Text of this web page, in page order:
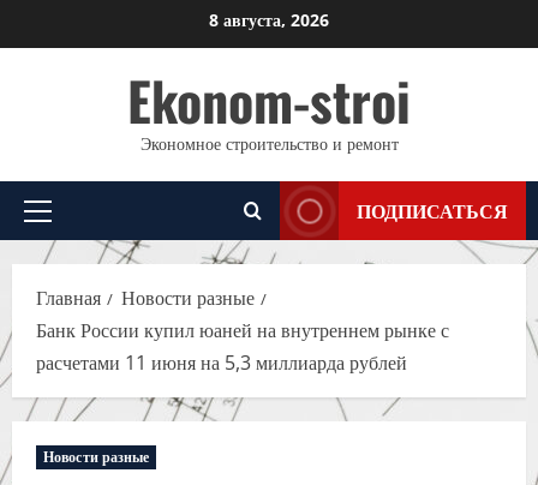
к
8 августа, 2026
Ekonom-stroi
Экономное строительство и ремонт
Основное
меню
ПОДПИСАТЬСЯ
Главная
Новости разные
Банк России купил юаней на внутреннем рынке с
расчетами 11 июня на 5,3 миллиарда рублей
Новости разные